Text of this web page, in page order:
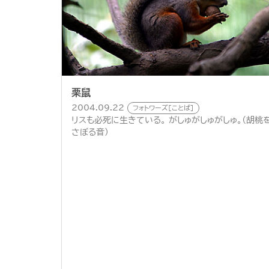
栗鼠
2004.09.22 フォトワーズ[ことば]
リスも必死に生きている。 がしゅがしゅがしゅ。（胡桃
さぼる音）